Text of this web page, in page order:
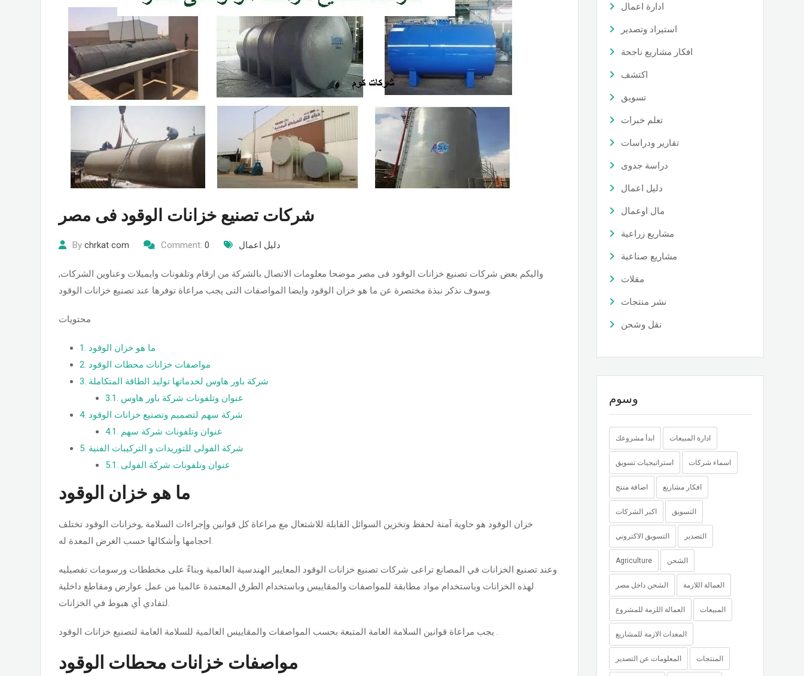
شركات تصنيع خزانات الوقود فى مصر
By chrkat com Comment: 0 دليل اعمال
واليكم بعض شركات تصنيع خزانات الوقود فى مصر موضحا معلومات الاتصال بالشركة من ارقام وتلفونات وايميلات وعناوين الشركات,
وسوف نذكر نبذة مختصرة عن ما هو خزان الوقود وايضا المواصفات التى يجب مراعاة توفرها عند تصنيع خزانات الوقود.
محتويات
1. ما هو خزان الوقود
2. مواصفات خزانات محطات الوقود
3. شركة باور هاوس لخدماتها توليد الطاقة المتكاملة
3.1. عنوان وتلفونات شركة باور هاوس
4. شركة سهم لتصميم وتصنيع خزانات الوقود
4.1. عنوان وتلفونات شركة سهم
5. شركة الفولى للتوريدات و التركيبات الفنية
5.1. عنوان وتلفونات شركة الفولى
ما هو خزان الوقود
خزان الوقود هو حاوية آمنة لحفظ وتخزين السوائل القابلة للاشتعال مع مراعاة كل قوانين وإجراءات السلامة ,وخزانات الوقود تختلف
احجامها وأشكالها حسب الغرض المعدة له.
وعند تصنيع الخزانات في المصانع تراعى شركات تصنيع خزانات الوقود المعايير الهندسية العالمية وبناءً على مخططات ورسومات تفصيليه
لهذه الخزانات وباستخدام مواد مطابقة للمواصفات والمقاييس وباستخدام الطرق المعتمدة عالميا من عمل عوارض ومقاطع داخلية
لتفادي أي هبوط في الخزانات.
يجب مراعاة قوانين السلامة العامة المتبعة بحسب المواصفات والمقاييس العالمية للسلامة العامة لتصنيع خزانات الوقود .
مواصفات خزانات محطات الوقود
ادارة اعمال
استيراد وتصدير
افكار مشاريع ناجحة
اكتشف
تسويق
تعلم خبرات
تقارير ودراسات
دراسة جدوى
دليل اعمال
مال اوعمال
مشاريع زراعية
مشاريع صناعية
مقلات
نشر منتجات
نقل وشحن
وسوم
ابدأ مشروعك ادارة المبيعات
استراتيجيات تسويق اسماء شركات
اضافة منتج افكار مشاريع
اكبر الشركات التسويق
التسويق الاكتروني التصدير
Agriculture الشحن
الشحن داخل مصر العمالة اللازمة
العمالة اللزمة للمشروع المبيعات
المعدات الازمة للمشاريع
المعلومات عن التصدير المنتجات